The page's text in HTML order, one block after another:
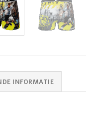
INFORMATIE